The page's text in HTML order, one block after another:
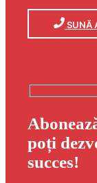
SUNĂ
poți
succes!